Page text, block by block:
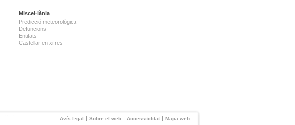
Miscel·lània
Predicció meteorològica
Defuncions
Entitats
Castellar en xifres
Avís legal Sobre el web Accessibilitat Mapa web